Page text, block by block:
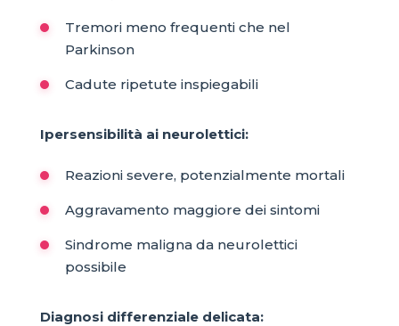
Tremori meno frequenti che nel
Parkinson
Cadute ripetute inspiegabili
Ipersensibilità ai neurolettici:
Reazioni severe, potenzialmente mortali
Aggravamento maggiore dei sintomi
Sindrome maligna da neurolettici
possibile
Diagnosi differenziale delicata: